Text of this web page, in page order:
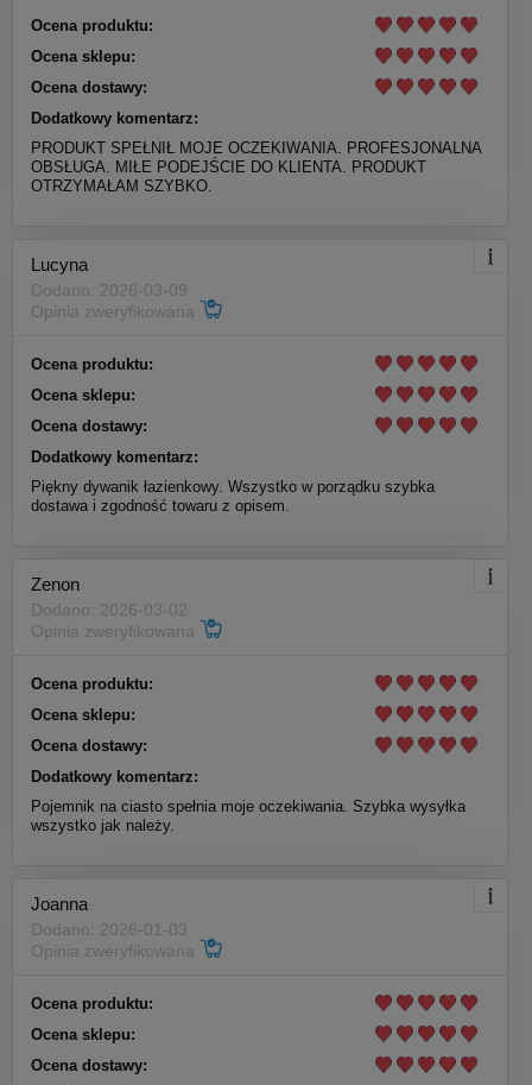
Ocena produktu:
Ocena sklepu:
Ocena dostawy:
Dodatkowy komentarz:
PRODUKT SPEŁNIŁ MOJE OCZEKIWANIA. PROFESJONALNA
OBSŁUGA. MIŁE PODEJŚCIE DO KLIENTA. PRODUKT
OTRZYMAŁAM SZYBKO.
Lucyna
Dodano: 2026-03-09
Opinia zweryfikowana
Ocena produktu:
Ocena sklepu:
Ocena dostawy:
Dodatkowy komentarz:
Piękny dywanik łazienkowy. Wszystko w porządku szybka
dostawa i zgodność towaru z opisem.
Zenon
Dodano: 2026-03-02
Opinia zweryfikowana
Ocena produktu:
Ocena sklepu:
Ocena dostawy:
Dodatkowy komentarz:
Pojemnik na ciasto spełnia moje oczekiwania. Szybka wysyłka
wszystko jak należy.
Joanna
Dodano: 2026-01-03
Opinia zweryfikowana
Ocena produktu:
Ocena sklepu:
Ocena dostawy: